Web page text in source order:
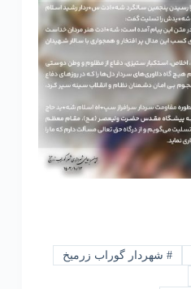
# شهردار گوراب زرمیخ